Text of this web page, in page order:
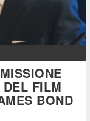
FILM
BOND